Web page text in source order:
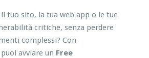
tuo sito, la tua web app o le tue
critiche, senza perdere
complessi? Con
puoi avviare un Free